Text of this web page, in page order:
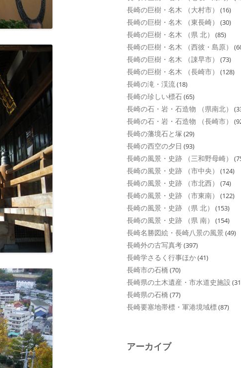
長崎の巨樹・名木 （大村市） (16)
長崎の巨樹・名木 （東長崎） (30)
長崎の巨樹・名木 （県 北） (85)
長崎の巨樹・名木 （西彼・島原）
長崎の巨樹・名木 （諌早市） (73)
長崎の巨樹・名木 （長崎市） (128)
長崎の滝・渓流(18)
長崎の珍しい標石(65)
長崎の石・岩・石造物 （県南北）
長崎の石・岩・石造物 （長崎市）
長崎の藩境石と塚 (29)
長崎の西空の夕日 (93)
長崎の風景・史跡 （三和野母崎）
長崎の風景・史跡 （市中央） (124)
長崎の風景・史跡 （市北西） (74)
長崎の風景・史跡 （市東南） (122)
長崎の風景・史跡 （県 北） (153)
長崎の風景・史跡 （県 南） (154)
長崎名勝図絵・長崎八景の風景 (49)
長崎外の古写真考(397)
長崎学さるく行事ほか(41)
長崎市の石橋 (70)
長崎県の土木遺産・市水道史施設
長崎県の石橋 (77)
長崎要塞地帯標・軍港境域標(87)
アーカイブ